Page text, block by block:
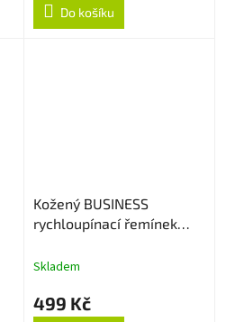
Do košíku
Kožený BUSINESS
rychloupínací řemínek
Skladem
499 Kč